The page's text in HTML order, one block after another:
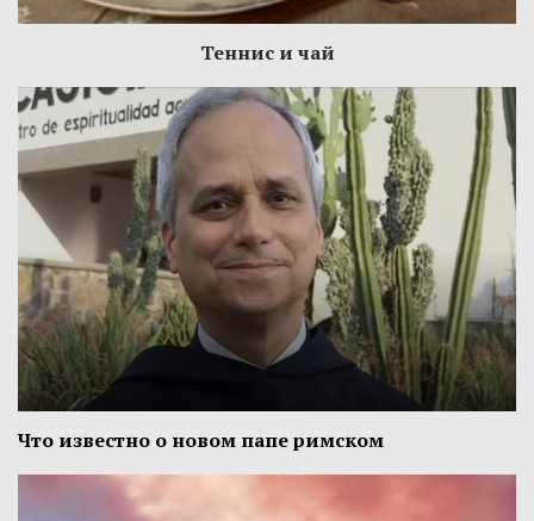
Теннис и чай
Что известно о новом папе римском